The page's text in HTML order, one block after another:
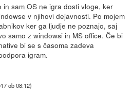
in sam OS ne igra dosti vloge, ker
v njihovi dejavnosti. Po mojem
ker ga ljudje ne poznajo, saj
samo z windowsi in MS office. Če bi
bi se s časoma zadeva
igram.
ob 08:12)